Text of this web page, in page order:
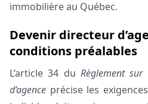
immobilière au Québec.
Devenir directeur
conditions préalables
L’article 34 du Règlement
d’agence précise les